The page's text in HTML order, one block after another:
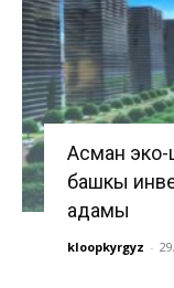
Асман
башкы
адамы
kloopkyrgyz -